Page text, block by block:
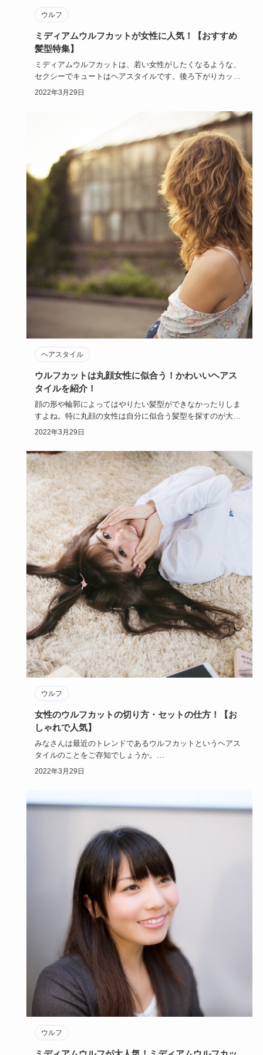
ウルフ
ミディアムウルフカットが女性に人気！【おすすめ
髪型特集】
ミディアムウルフカットは、若い女性がしたくなるような、
セクシーでキュートはヘアスタイルです。後ろ下がりカット
で、女性のフェ…
2022年3月29日
ヘアスタイル
ウルフカットは丸顔女性に似合う！かわいいヘアス
タイルを紹介！
顔の形や輪郭によってはやりたい髪型ができなかったりしま
すよね。特に丸顔の女性は自分に似合う髪型を探すのが大変
ですが、そんな…
2022年3月29日
ウルフ
女性のウルフカットの切り方・セットの仕方！【お
しゃれで人気】
みなさんは最近のトレンドであるウルフカットというヘアス
タイルのことをご存知でしょうか。
ウルフカットは特に女性におすすめ…
2022年3月29日
ウルフ